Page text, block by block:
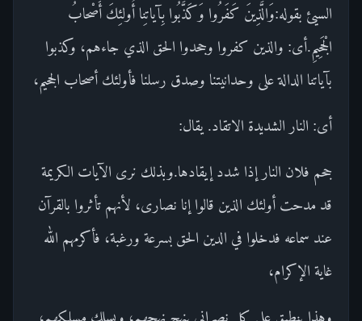
السيئ بقوله:وَالَّذِينَ كَفَرُوا وَكَذَّبُوا بِآياتِنا أُولئِكَ أَصْحابُ
الْجَحِيمِ.أى: والذين كفروا وجحدوا الحق الذي جاءهم، وكذبوا
بآياتنا الدالة على وحدانيتنا وصدق رسلنا فأولئك أصحاب الجحيم،
أى: النار الشديدة الاتقاد. يقال:
جحم فلان النار إذا شدد إيقادها.وبذلك نرى الآيات الكريمة
قد مدحت أولئك الذين قالوا إنا نصارى، لأنهم تأثروا بالقرآن
عند سماعه فدخلوا في الدين الحق بسرعة ورغبة، فأكرمهم الله
غاية الإكرام،
وهذا ينطبق على كل نصراني ينهج نهجهم، ويسلك مسلكهم،